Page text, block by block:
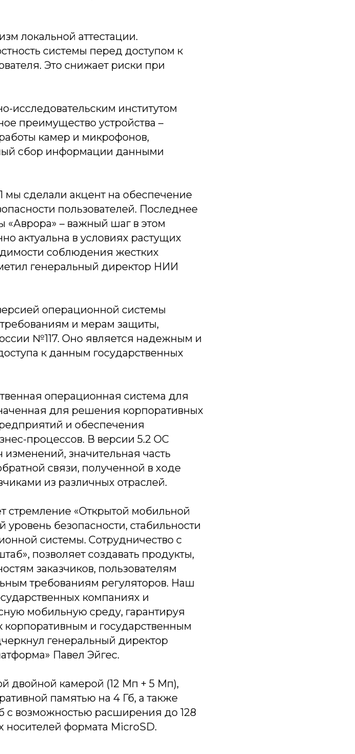
локальной аттестации.
системы перед доступом к
Это снижает риски при
исследовательским институтом
преимущество устройства –
камер и микрофонов,
сбор информации данными
мы сделали акцент на обеспечение
пользователей. Последнее
«Аврора» – важный шаг в этом
актуальна в условиях растущих
соблюдения жестких
генеральный директор НИИ
операционной системы
требованиям и мерам защиты,
№117. Оно является надежным и
к данным государственных
операционная система для
для решения корпоративных
и обеспечения
процессов. В версии 5.2 ОС
значительная часть
связи, полученной в ходе
из различных отраслей.
стремление «Открытой мобильной
безопасности, стабильности
системы. Сотрудничество с
позволяет создавать продукты,
заказчиков, пользователям
требованиям регуляторов. Наш
компаниях и
мобильную среду, гарантируя
и государственным
генеральный директор
Павел Эйгес.
двойной камерой (12 Мп + 5 Мп),
памятью на 4 Гб, а также
с возможностью расширения до 128
носителей формата MicroSD.